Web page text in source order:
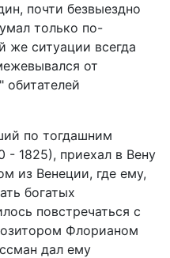
почти безвыездно
только по-
же ситуации всегда
от
по тогдашним
- 1825), приехал в Вену
из Венеции, где ему,
богатых
повстречаться с
Флорианом
дал ему